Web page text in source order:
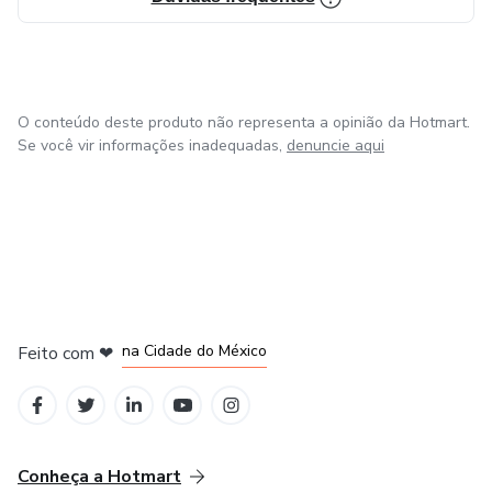
ajudar mulheres reais a sentirem-se mais seguras, bonitas
O conteúdo deste produto não representa a opinião da Hotmart.
Se você vir informações inadequadas, denuncie aqui
Feito com ❤ na Cidade do México
Conheça a Hotmart